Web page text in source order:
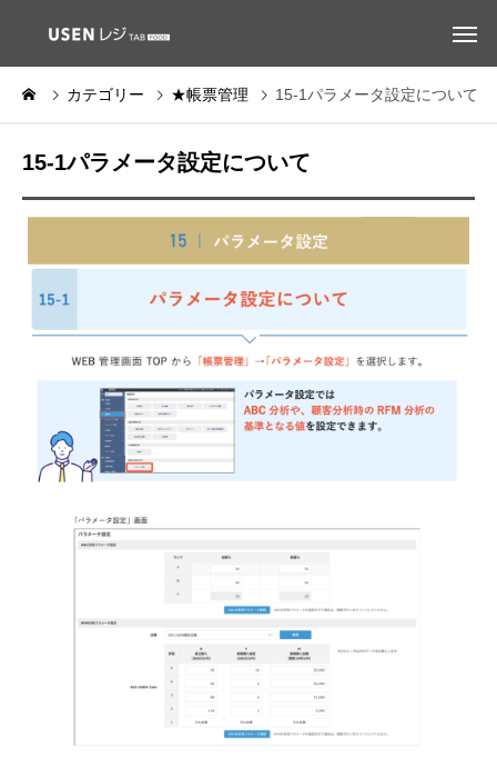
カテゴリー ★帳票管理 15-1パラメータ設定について
15-1パラメータ設定について